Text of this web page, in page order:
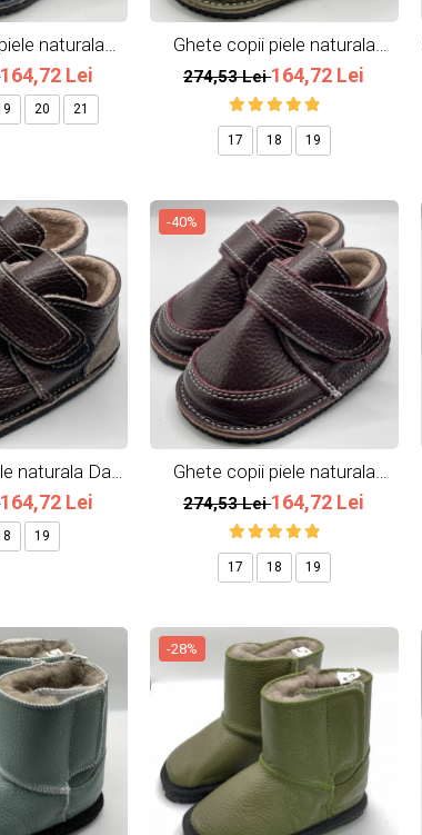
naturala
164,72 Lei
20 21
Ghete copii piele naturala
Army
274,53 Lei164,72 Lei
17 18 19
naturala Dark
164,72 Lei
19
-40%
Ghete copii piele naturala
Burgundy
274,53 Lei164,72 Lei
17 18 19
-28%